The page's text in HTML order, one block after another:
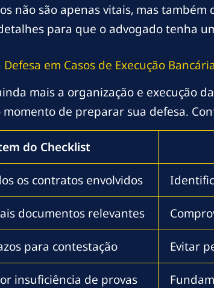
não são apenas vitais, mas
para que o advogado tenha
em Casos de Execução Bancária
mais a organização e execução
de preparar sua defesa.
do Checklist
os contratos envolvidos
documentos relevantes
para contestação Evitar
insuficiência de provas